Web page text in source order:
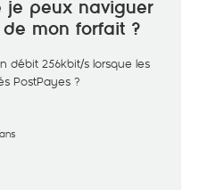
je peux naviguer
mon forfait ?
débit 256kbit/s lorsque les
PostPayes ?